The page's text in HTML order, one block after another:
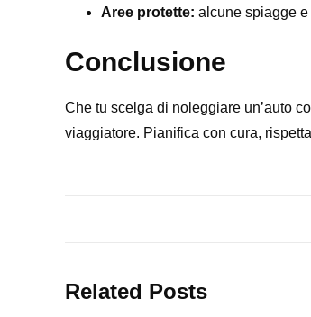
Aree protette: alcune spiagge
Conclusione
Che tu scelga di noleggiare un’auto
viaggiatore. Pianifica con cura,
Related Posts